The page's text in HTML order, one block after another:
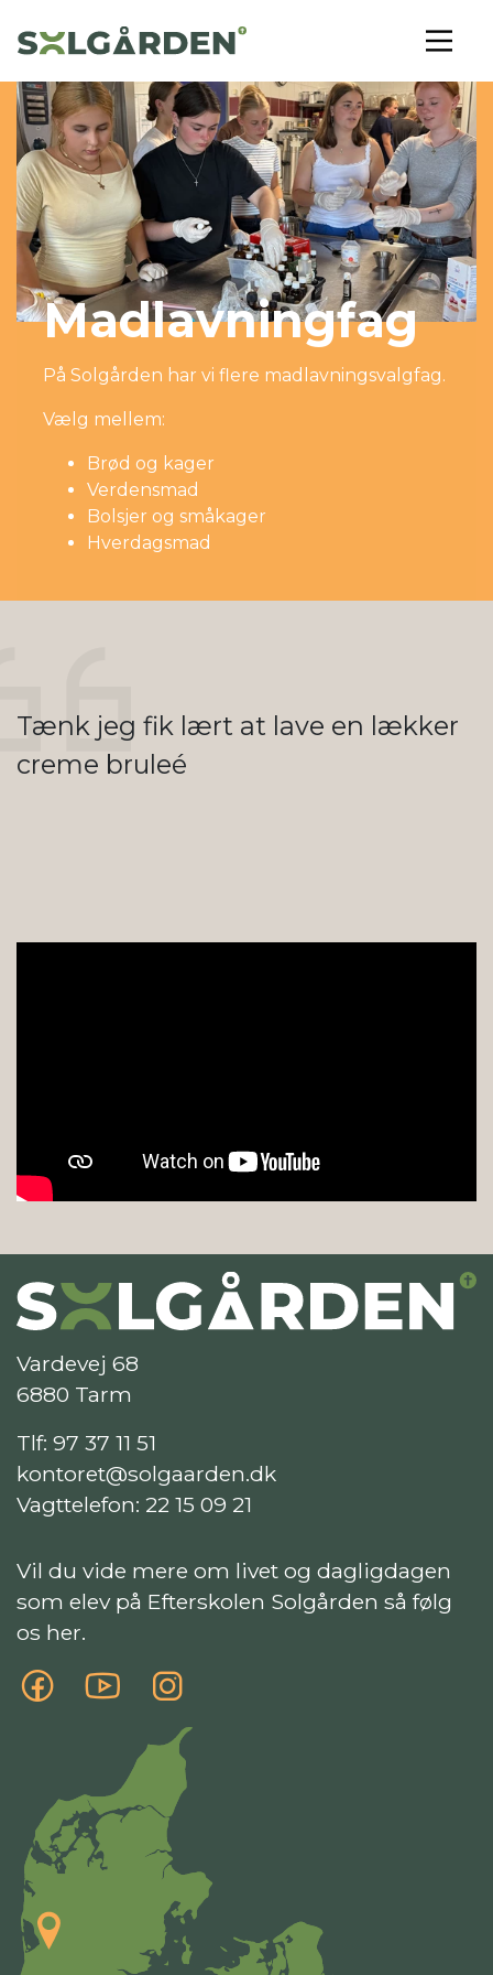
Madlavningfag
På Solgården har vi flere madlavningsvalgfag.
Vælg mellem:
Brød og kager
Verdensmad
Bolsjer og småkager
Hverdagsmad
Tænk jeg fik lært at lave en lækker
creme bruleé
Vardevej 68
6880 Tarm
Tlf: 97 37 11 51
kontoret@solgaarden.dk
Vagttelefon: 22 15 09 21
Vil du vide mere om livet og dagligdagen
som elev på Efterskolen Solgården så følg
os her.